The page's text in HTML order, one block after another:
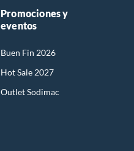
Promociones y
eventos
Buen Fin 2026
Hot Sale 2027
Outlet Sodimac